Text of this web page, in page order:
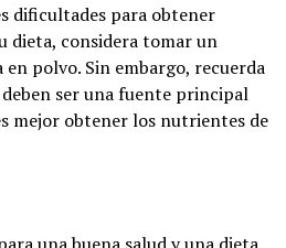
dificultades para obtener
dieta, considera tomar un
polvo. Sin embargo, recuerda
ser una fuente principal
mejor obtener los nutrientes de